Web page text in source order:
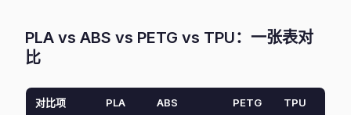
PLA vs ABS vs PETG vs TPU：一张表对
比
对比项 PLA ABS PETG TPU